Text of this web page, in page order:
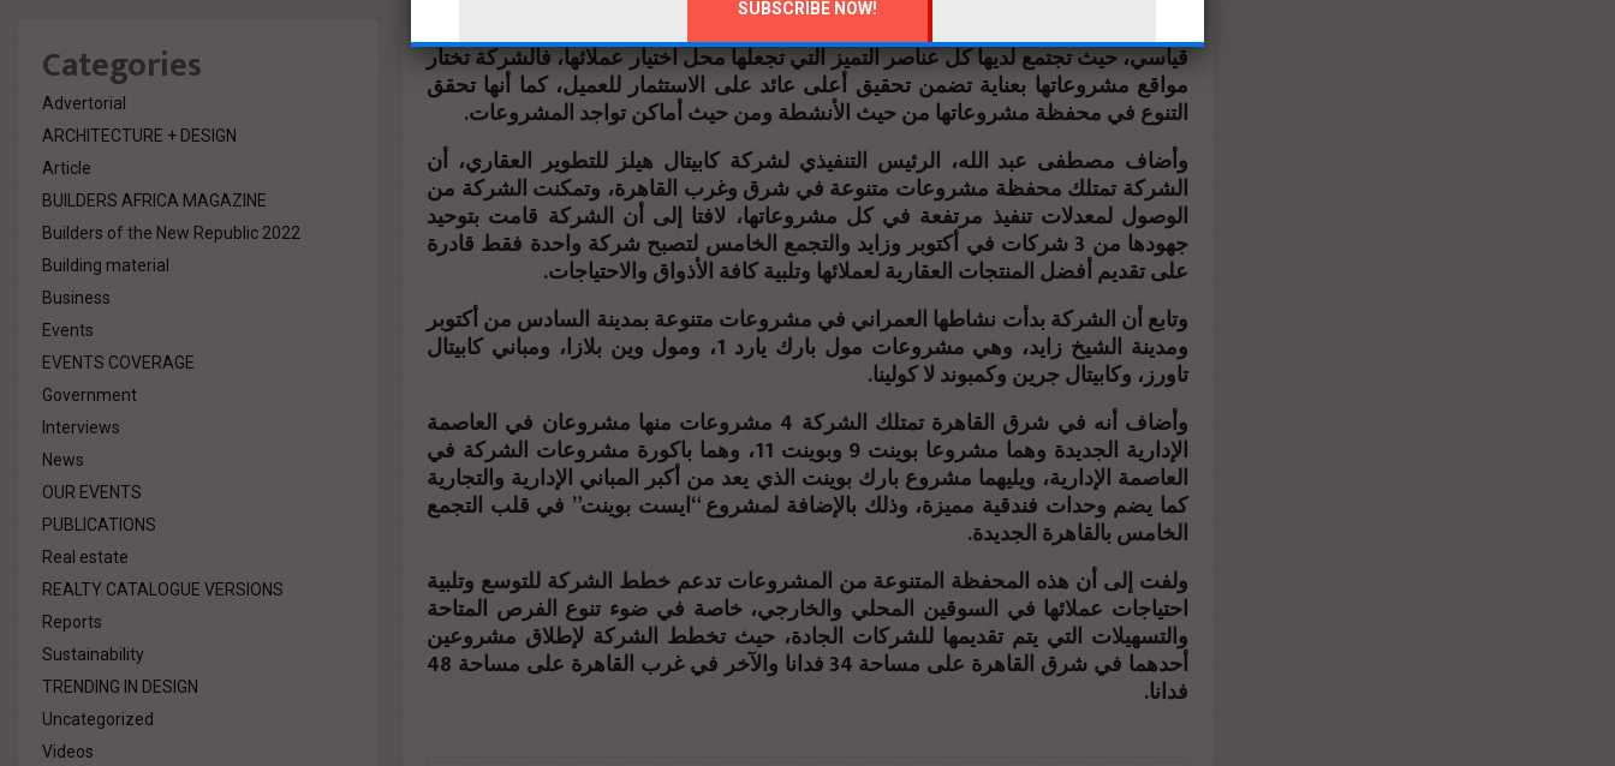
قياسي، حيث تجتمع لديها كل عناصر التميز التي تجعلها محل اختيار عملائها، فالشركة تختار
مواقع مشروعاتها بعناية تضمن تحقيق أعلى عائد على الاستثمار للعميل، كما أنها تحقق
التنوع في محفظة مشروعاتها من حيث الأنشطة ومن حيث أماكن تواجد المشروعات.
وأضاف مصطفى عبد الله، الرئيس التنفيذي لشركة كابيتال هيلز للتطوير العقاري، أن
الشركة تمتلك محفظة مشروعات متنوعة في شرق وغرب القاهرة، وتمكنت الشركة من
الوصول لمعدلات تنفيذ مرتفعة في كل مشروعاتها، لافتا إلى أن الشركة قامت بتوحيد
جهودها من 3 شركات في أكتوبر وزايد والتجمع الخامس لتصبح شركة واحدة فقط قادرة
على تقديم أفضل المنتجات العقارية لعملائها وتلبية كافة الأذواق والاحتياجات.
وتابع أن الشركة بدأت نشاطها العمراني في مشروعات متنوعة بمدينة السادس من أكتوبر
ومدينة الشيخ زايد، وهي مشروعات مول بارك يارد 1، ومول وين بلازا، ومباني كابيتال
تاورز، وكابيتال جرين وكمبوند لا كولينا.
وأضاف أنه في شرق القاهرة تمتلك الشركة 4 مشروعات منها مشروعان في العاصمة
الإدارية الجديدة وهما مشروعا بوينت 9 وبوينت 11، وهما باكورة مشروعات الشركة في
العاصمة الإدارية، ويليهما مشروع بارك بوينت الذي يعد من أكبر المباني الإدارية والتجارية
كما يضم وحدات فندقية مميزة، وذلك بالإضافة لمشروع “ايست بوينت” في قلب التجمع
الخامس بالقاهرة الجديدة.
ولفت إلى أن هذه المحفظة المتنوعة من المشروعات تدعم خطط الشركة للتوسع وتلبية
احتياجات عملائها في السوقين المحلي والخارجي، خاصة في ضوء تنوع الفرص المتاحة
والتسهيلات التي يتم تقديمها للشركات الجادة، حيث تخطط الشركة لإطلاق مشروعين
أحدهما في شرق القاهرة على مساحة 34 فدانا والآخر في غرب القاهرة على مساحة 48
فدانا.
Categories
Advertorial
ARCHITECTURE + DESIGN
Article
BUILDERS AFRICA MAGAZINE
Builders of the New Republic 2022
Building material
Business
Events
EVENTS COVERAGE
Government
Interviews
News
OUR EVENTS
PUBLICATIONS
Real estate
REALTY CATALOGUE VERSIONS
Reports
Sustainability
TRENDING IN DESIGN
Uncategorized
Videos